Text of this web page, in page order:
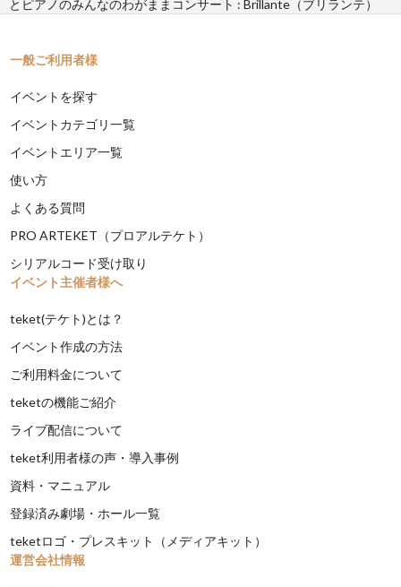
とピアノのみんなのわがままコンサート : Brillante（ブリランテ）
一般ご利用者様
イベントを探す
イベントカテゴリ一覧
イベントエリア一覧
使い方
よくある質問
PRO ARTEKET（プロアルテケト）
シリアルコード受け取り
イベント主催者様へ
teket(テケト)とは？
イベント作成の方法
ご利用料金について
teketの機能ご紹介
ライブ配信について
teket利用者様の声・導入事例
資料・マニュアル
登録済み劇場・ホール一覧
teketロゴ・プレスキット（メディアキット）
運営会社情報